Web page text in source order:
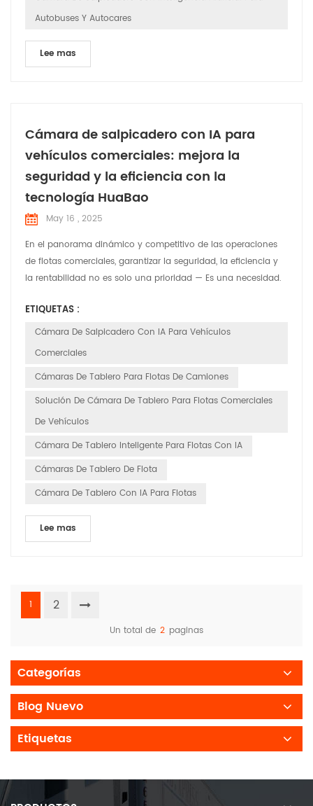
Autobuses Y Autocares
Lee mas
Cámara de salpicadero con IA para
vehículos comerciales: mejora la
seguridad y la eficiencia con la
tecnología HuaBao
May 16 , 2025
En el panorama dinámico y competitivo de las operaciones
de flotas comerciales, garantizar la seguridad, la eficiencia y
la rentabilidad no es solo una prioridad — Es una necesidad.
que enfrentan los administradores y operadores de flotas. Por
eso, hemos desarrollado cámaras de tablero con IA de
ETIQUETAS :
Cámara De Salpicadero Con IA Para Vehículos
Comerciales
Cámaras De Tablero Para Flotas De Camiones
Solución De Cámara De Tablero Para Flotas Comerciales
De Vehículos
Cámara De Tablero Inteligente Para Flotas Con IA
Cámaras De Tablero De Flota
Cámara De Tablero Con IA Para Flotas
Lee mas
1 2
Un total de 2 paginas
Categorías
Blog Nuevo
Etiquetas